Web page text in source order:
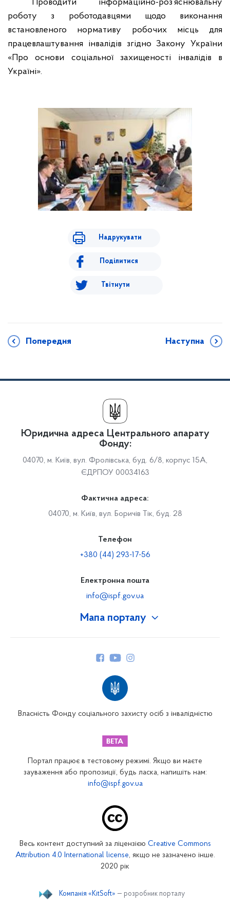
Проводити інформаційно-роз’яснювальну
роботу з роботодавцями щодо виконання
встановленого нормативу робочих місць для
працевлаштування інвалідів згідно Закону України
«Про основи соціальної захищеності інвалідів в
Україні».
Надрукувати
Поділитися
Твітнути
Попередня Наступна
Мапа порталу
Закарпатське відділення
Запорізьке відділення
Кіровоградське відділення
Миколаївське відділення
Юридична адреса Центрального апарату
Фонду:
04070, м. Київ, вул. Фролівська, буд. 6/8, корпус 15А,
ЄДРПОУ 00034163
Фактична адреса:
04070, м. Київ, вул. Боричів Тік, буд. 28
Телефон
+380 (44) 293-17-56
Електронна пошта
info@ispf.gov.ua
Власність Фонду соціального захисту осіб з інвалідністю
Портал працює в тестовому режимі. Якщо ви маєте
зауваження або пропозиції, будь ласка, напишіть нам:
info@ispf.gov.ua
Весь контент доступний за ліцензією Creative Commons
Attribution 4.0 International license, якщо не зазначено інше.
2020 рік
Компанія «KitSoft» — розробник порталу